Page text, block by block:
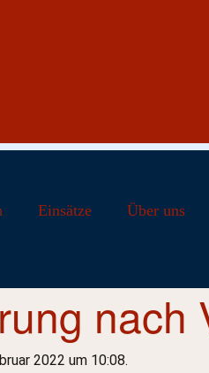
Einsätze Über uns
nach
2022 um 10:08.